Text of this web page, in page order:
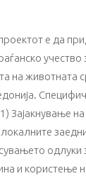
е да
учество
на животната
Зајакнување на
одлуки
и користење